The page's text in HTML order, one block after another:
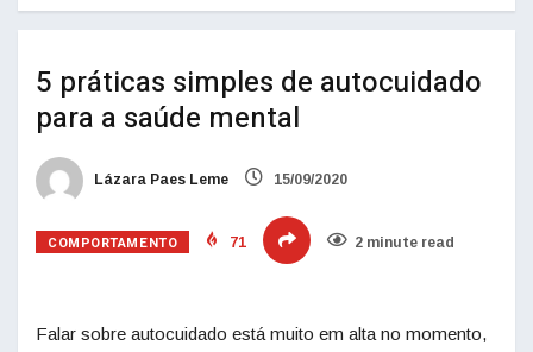
5 práticas simples de autocuidado
para a saúde mental
Lázara Paes Leme 15/09/2020
COMPORTAMENTO 71 2 minute read
Falar sobre autocuidado está muito em alta no momento,